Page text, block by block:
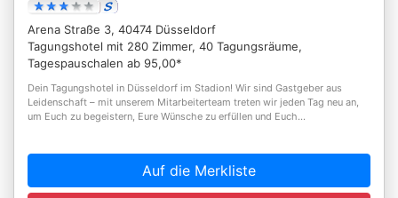
Arena Straße 3, 40474 Düsseldorf
Tagungshotel mit 280 Zimmer, 40 Tagungsräume,
Tagespauschalen ab 95,00*
Dein Tagungshotel in Düsseldorf im Stadion! Wir sind Gastgeber aus
Leidenschaft – mit unserem Mitarbeiterteam treten wir jeden Tag neu an,
um Euch zu begeistern, Eure Wünsche zu erfüllen und Euch...
Auf die Merkliste